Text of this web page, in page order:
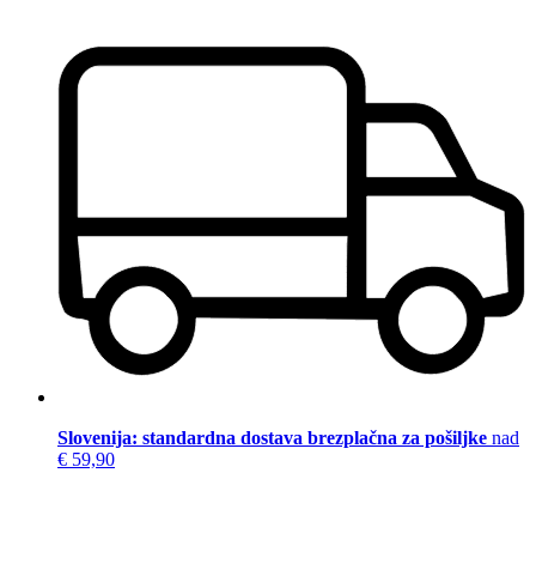
Slovenija: standardna dostava brezplačna za pošiljke nad
€ 59,90